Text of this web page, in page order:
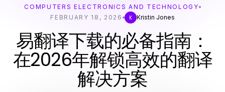
COMPUTERS ELECTRONICS AND TECHNOLOGY
FEBRUARY 18, 2026
K Kristin Jones
易翻译下载的必备指南：
在2026年解锁高效的翻译
解决方案